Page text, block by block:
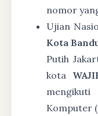
nomor
Ujian
Kota
Putih
kota
Komputer